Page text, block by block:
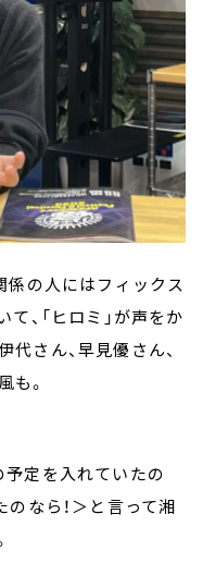
係の人にはフィックス
、「ヒロミ」が声をか
さん、早見優さん、
も。
定を入れていたの
のなら！＞と言って湘